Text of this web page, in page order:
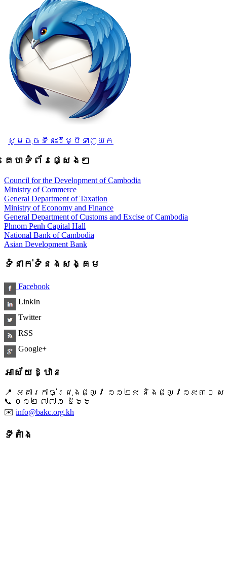
សូមចុចទីនេះដើម្បីទាញយក
គេហទំព័រផ្សេងៗ
Council for the Development of Cambodia
Ministry of Commerce
General Department of Taxation
Ministry of Economy and Finance
General Department of Customs and Excise of Cambodia
Phnom Penh Capital Hall
National Bank of Cambodia
Asian Development Bank
ទំនាក់ទំនងសង្គម
Facebook
LinkIn
Twitter
RSS
Google+
អាស័យដ្ឋាន
📍 អគារកាច់ជ្រុងផ្លូវ ១១២៩ និងផ្លូវ១៩៣០ ស
📞 ​០១២ ៧៧១ ៥៦៦
✉️ info@bakc.org.kh
ទីតាំង